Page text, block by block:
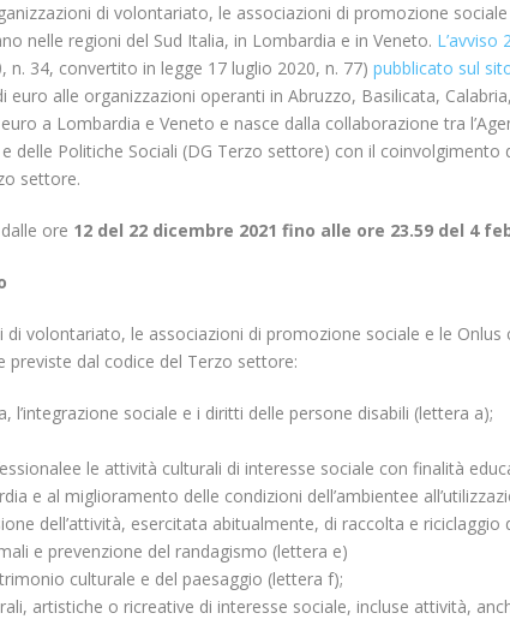
di volontariato, le associazioni di promozione sociale
nelle regioni del Sud Italia, in Lombardia e in Veneto. L’avviso
n. 34, convertito in legge 17 luglio 2020, n. 77) pubblicato sul
euro alle organizzazioni operanti in Abruzzo, Basilicata,
a Lombardia e Veneto e nasce dalla collaborazione tra
delle Politiche Sociali (DG Terzo settore) con il coinvolgimento
settore.
ore 12 del 22 dicembre 2021 fino alle ore 23.59 del 4
volontariato, le associazioni di promozione sociale e le Onlus
previste dal codice del Terzo settore:
l’integrazione sociale e i diritti delle persone disabili (lettera a);
le attività culturali di interesse sociale con finalità
e al miglioramento delle condizioni dell’ambientee
dell’attività, esercitata abitualmente, di raccolta e riciclaggio
e prevenzione del randagismo (lettera e)
culturale e del paesaggio (lettera f);
artistiche o ricreative di interesse sociale, incluse attività,